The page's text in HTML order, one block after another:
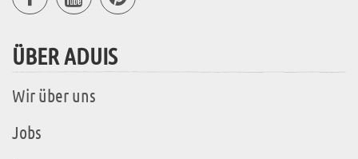
ÜBER ADUIS
Wir über uns
Jobs